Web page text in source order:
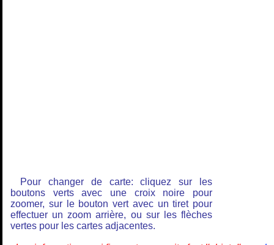
Pour changer de carte: cliquez sur les
boutons verts avec une croix noire pour
zoomer, sur le bouton vert avec un tiret pour
effectuer un zoom arrière, ou sur les flèches
vertes pour les cartes adjacentes.